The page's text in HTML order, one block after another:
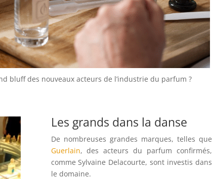
bluff des nouveaux acteurs de l’industrie du parfum ?
Les grands dans la danse
De nombreuses grandes marques, telles que
Guerlain, des acteurs du parfum confirmés,
comme Sylvaine Delacourte, sont investis dans
le domaine.